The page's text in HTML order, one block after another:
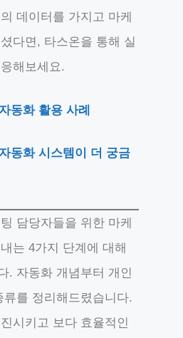
데이터를 가지고 마케
다면, 타스온을 통해 실
해보세요.
동화 활용 사례
동화 시스템이 더 궁금
담당자들을 위한 마케
는 4가지 단계에 대해
. 자동화 개념부터 개인
를 정리해드렸습니다.
시키고 보다 효율적인